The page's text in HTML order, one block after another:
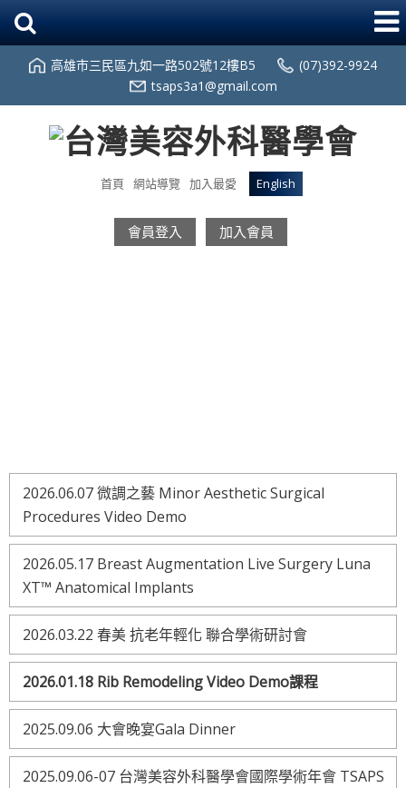
高雄市三民區九如一路502號12樓B5
(07)392-9924
tsaps3a1@gmail.com
首頁 網站導覽 加入最愛 English
會員登入 加入會員
2026.06.07 微調之藝 Minor Aesthetic Surgical
Procedures Video Demo
2026.05.17 Breast Augmentation Live Surgery Luna
XT™ Anatomical Implants
2026.03.22 春美 抗老年輕化 聯合學術研討會
2026.01.18 Rib Remodeling Video Demo課程
2025.09.06 大會晚宴Gala Dinner
2025.09.06-07 台灣美容外科醫學會國際學術年會 TSAPS